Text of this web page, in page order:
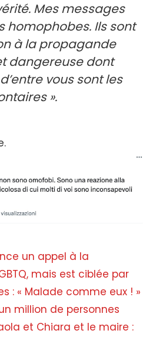
Mes messages
homophobes. Ils sont
à la propagande
dangereuse dont
vous sont les
».
un appel à la
mais est ciblée par
: « Malade comme eux ! »
million de personnes
et Chiara et le maire :